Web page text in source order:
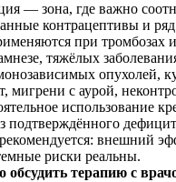
— зона, где важно
контрацептивы и ряд
при тромбозах и
тяжёлых
опухолей,
мигрени с аурой,
использование
подтверждённого
внешний
риски реальны.
обсудить терапию с